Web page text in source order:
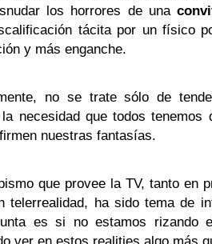
los horrores de una
tácita por un físico
y más enganche.
no se trate sólo de
necesidad que todos tenemos
nuestras fantasías.
que provee la TV, tanto en
telerrealidad, ha sido tema de
es si no estamos rizando